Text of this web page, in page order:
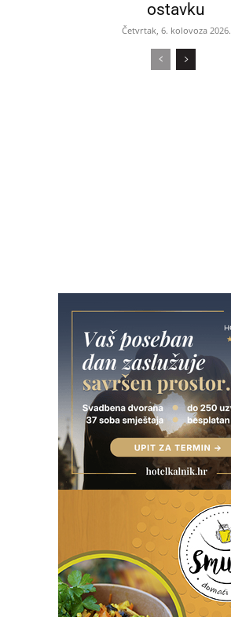
ostavku
Četvrtak, 6. kolovoza 2026.